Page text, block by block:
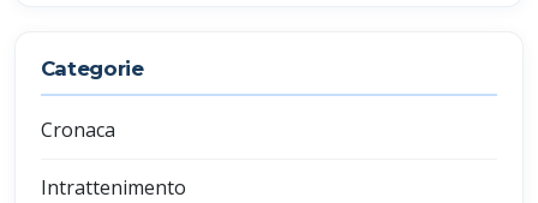
Categorie
Cronaca
Intrattenimento